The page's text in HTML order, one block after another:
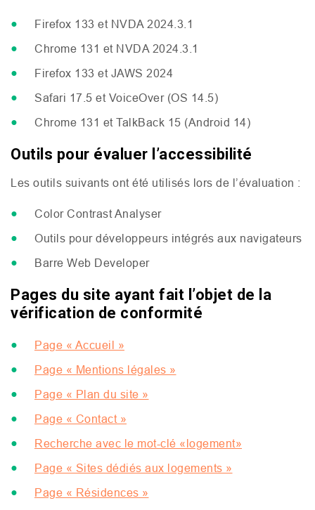
Firefox 133 et NVDA 2024.3.1
Chrome 131 et NVDA 2024.3.1
Firefox 133 et JAWS 2024
Safari 17.5 et VoiceOver (OS 14.5)
Chrome 131 et TalkBack 15 (Android 14)
Outils pour évaluer l’accessibilité
Les outils suivants ont été utilisés lors de l’évaluation :
Color Contrast Analyser
Outils pour développeurs intégrés aux navigateurs
Barre Web Developer
Pages du site ayant fait l’objet de la
vérification de conformité
Page « Accueil »
Page « Mentions légales »
Page « Plan du site »
Page « Contact »
Recherche avec le mot-clé «logement»
Page « Sites dédiés aux logements »
Page « Résidences »